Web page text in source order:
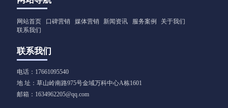
网站首页 口碑营销 媒体营销 新闻资讯 服务案例
关于我们
联系我们
联系我们
电话：17661095540
地 址：草山岭南路975号金域万科中心A栋1601
邮箱：1634962205@qq.com